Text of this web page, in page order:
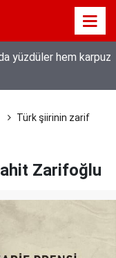
yüzdüler hem karpuz
Türk şiirinin zarif
Zarifoğlu